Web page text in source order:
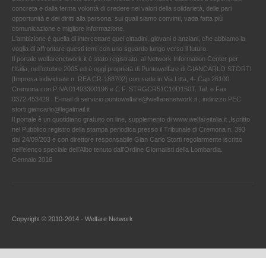
concreta e dalla ferma volontà di credere nei valori della solidarietà, delle pari
opportunità e dei diritti alla persona, sui quali siamo convinti, vada fatta più
comunicazione e migliore informazione.
L'ambizione è quella di intercettare quei cittadini, giovani o anziani, che abbiamo la
voglia di affrontare questi temi con uno sguardo lungo verso il futuro.
Il portale welfarenetwork.it è stato registrato, al Network Information Center per
l'Italia, nell’ottobre 2005 ed è oggi proprietà di Puntowelfare di GIANCARLO STORTI
[Impresa individuale n. REA CR-188702] con sede in Via Litta, 4- Cap 26100
Cremona con P.IVA 01493300196 e C.F. STRGCR51C10D150T. Tel. e Fax
0372.453429 . E-mail di servizio puntowelfare@welfarenetwork.it ; indirizzo PEC
storti.giancarlo@legalmail.it
Il portale è un quotidiano gratuito on line, supplemento di www.welfareitalia.it ,Iscritto
nel Pubblico registro della stampa periodica presso il Tribunale di Cremona n. 393
dal 24/09/203 e con direttore responsabile Gian Carlo Storti regolarmente iscritto
nell’elenco speciale dell’Albo tenuto dall’Ordine Giornalisti della Lombardia.
Gennaio 2016
Copyright © 2010-2014 - Welfare Network